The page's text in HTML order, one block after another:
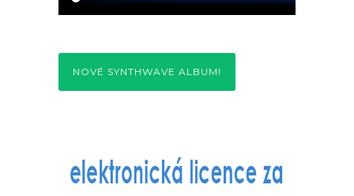
NOVÉ SYNTHWAVE ALBUM!